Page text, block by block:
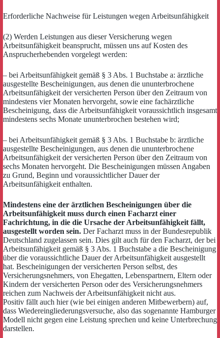
Erforderliche Nachweise für Leistungen wegen Arbeitsunfähigkeit
(2) Werden Leistungen aus dieser Versicherung wegen
Arbeitsunfähigkeit beansprucht, müssen uns auf Kosten des
Ansprucherhebenden vorgelegt werden:
– bei Arbeitsunfähigkeit gemäß § 3 Abs. 1 Buchstabe a: ärztliche
ausgestellte Bescheinigungen, aus denen die ununterbrochene
Arbeitsunfähigkeit der versicherten Person über den Zeitraum von
mindestens vier Monaten hervorgeht, sowie eine fachärztliche
Bescheinigung, dass die Arbeitsunfähigkeit voraussichtlich insgesamt
mindestens sechs Monate ununterbrochen bestehen wird;
– bei Arbeitsunfähigkeit gemäß § 3 Abs. 1 Buchstabe b: ärztliche
ausgestellte Bescheinigungen, aus denen die ununterbrochene
Arbeitsunfähigkeit der versicherten Person über den Zeitraum von
sechs Monaten hervorgeht. Die Bescheinigungen müssen Angaben
zu Grund, Beginn und voraussichtlicher Dauer der
Arbeitsunfähigkeit enthalten.
Mindestens eine der ärztlichen Bescheinigungen über die
Arbeitsunfähigkeit muss durch einen Facharzt einer
Fachrichtung, in die die Ursache der Arbeitsunfähigkeit fällt,
ausgestellt worden sein. Der Facharzt muss in der Bundesrepublik
Deutschland zugelassen sein. Dies gilt auch für den Facharzt, der bei
Arbeitsunfähigkeit gemäß § 3 Abs. 1 Buchstabe a die Bescheinigung
über die voraussichtliche Dauer der Arbeitsunfähigkeit ausgestellt
hat. Bescheinigungen der versicherten Person selbst, des
Versicherungsnehmers, von Ehegatten, Lebenspartnern, Eltern oder
Kindern der versicherten Person oder des Versicherungsnehmers
reichen zum Nachweis der Arbeitsunfähigkeit nicht aus.
Positiv fällt auch hier (wie bei einigen anderen Mitbewerbern) auf,
dass Wiedereingliederungsversuche, also das sogenannte Hamburger
Modell nicht gegen eine Leistung sprechen und keine Unterbrechung
darstellen.